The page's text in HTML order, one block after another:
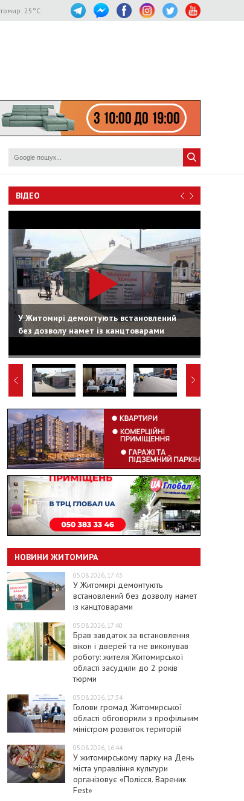
25 °C
ВІДЕО
У Житомирі демонтують встановлений
без дозволу намет із канцтоварами
НОВИНИ ЖИТОМИРА
05.08.2026, 17:43
У Житомирі демонтують
встановлений без дозволу намет
із канцтоварами
05.08.2026, 17:40
Брав завдаток за встановлення
вікон і дверей та не виконував
роботу: жителя Житомирської
області засудили до 2 років
тюрми
05.08.2026, 17:34
Голови громад Житомирської
області обговорили з профільним
міністром розвиток територій
05.08.2026, 16:44
У житомирському парку на День
міста управління культури
організовує «Полісся. Вареник
Fest»